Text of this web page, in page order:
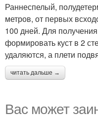
Раннеспелый,
метров, от первых
100 дней. Для
формировать куст в 2
удаляются, а плети
читать дальше →
Вас может